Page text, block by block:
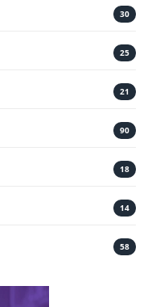
30
25
21
90
18
14
58